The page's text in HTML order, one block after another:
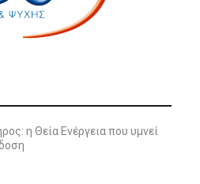
η Θεία Ενέργεια που υμνεί